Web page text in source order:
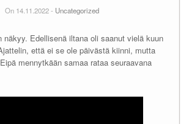
On 14.11.2022 - Uncategorized
näkyy. Edellisenä iltana oli saanut vielä kuun
että ei se ole päivästä kiinni, mutta
mennytkään samaa rataa seuraavana